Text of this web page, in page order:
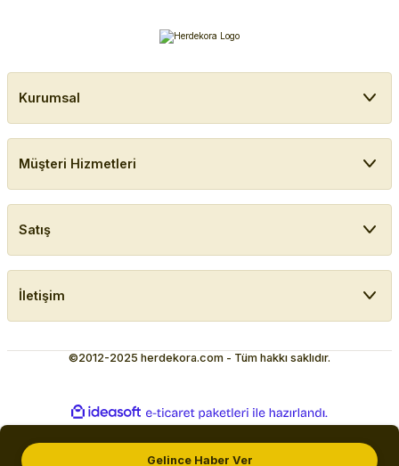
Gelince Haber Ver
Kurumsal
Müşteri Hizmetleri
Satış
İletişim
©2012-2025 herdekora.com - Tüm hakkı saklıdır.
ideasoft
e-
ticaret
hazırlandı.